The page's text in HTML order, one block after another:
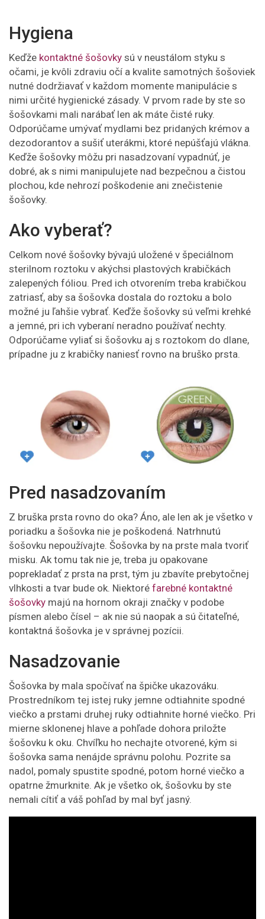
Hygiena
Keďže kontaktné šošovky sú v neustálom styku s
očami, je kvôli zdraviu očí a kvalite samotných šošoviek
nutné dodržiavať v každom momente manipulácie s
nimi určité hygienické zásady. V prvom rade by ste so
šošovkami mali narábať len ak máte čisté ruky.
Odporúčame umývať mydlami bez pridaných krémov a
dezodorantov a sušiť uterákmi, ktoré nepúšťajú vlákna.
Keďže šošovky môžu pri nasadzovaní vypadnúť, je
dobré, ak s nimi manipulujete nad bezpečnou a čistou
plochou, kde nehrozí poškodenie ani znečistenie
šošovky.
Ako vyberať?
Celkom nové šošovky bývajú uložené v špeciálnom
sterilnom roztoku v akýchsi plastových krabičkách
zalepených fóliou. Pred ich otvorením treba krabičkou
zatriasť, aby sa šošovka dostala do roztoku a bolo
možné ju ľahšie vybrať. Keďže šošovky sú veľmi krehké
a jemné, pri ich vyberaní neradno používať nechty.
Odporúčame vyliať si šošovku aj s roztokom do dlane,
prípadne ju z krabičky naniesť rovno na bruško prsta.
Pred nasadzovaním
Z bruška prsta rovno do oka? Áno, ale len ak je všetko v
poriadku a šošovka nie je poškodená. Natrhnutú
šošovku nepoužívajte. Šošovka by na prste mala tvoriť
misku. Ak tomu tak nie je, treba ju opakovane
poprekladať z prsta na prst, tým ju zbavíte prebytočnej
vlhkosti a tvar bude ok. Niektoré farebné kontaktné
šošovky majú na hornom okraji značky v podobe
písmen alebo čísel – ak nie sú naopak a sú čitateľné,
kontaktná šošovka je v správnej pozícii.
Nasadzovanie
Šošovka by mala spočívať na špičke ukazováku.
Prostredníkom tej istej ruky jemne odtiahnite spodné
viečko a prstami druhej ruky odtiahnite horné viečko. Pri
mierne sklonenej hlave a pohľade dohora priložte
šošovku k oku. Chvíľku ho nechajte otvorené, kým si
šošovka sama nenájde správnu polohu. Pozrite sa
nadol, pomaly spustite spodné, potom horné viečko a
opatrne žmurknite. Ak je všetko ok, šošovku by ste
nemali cítiť a váš pohľad by mal byť jasný.